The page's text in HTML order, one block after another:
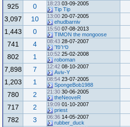
03-09-2005
18:23
Tip Tip
0
925
20-07-2005
13:00
ehudbarniv
10
3,097
07-08-2013
15:50
TIMON the mongoose
0
1,443
28-07-2007
08:43
סירפד
4
741
25-02-2008
10:52
roboman
1
802
08-10-2007
12:42
Aviv-Y
7
7,898
23-07-2005
08:54
SpongeBob1988
1
1,203
30-06-2005
21:30
theNeoveR
2
780
01-10-2007
19:09
priest
2
717
14-05-2007
06:36
rubber_duck
3
782